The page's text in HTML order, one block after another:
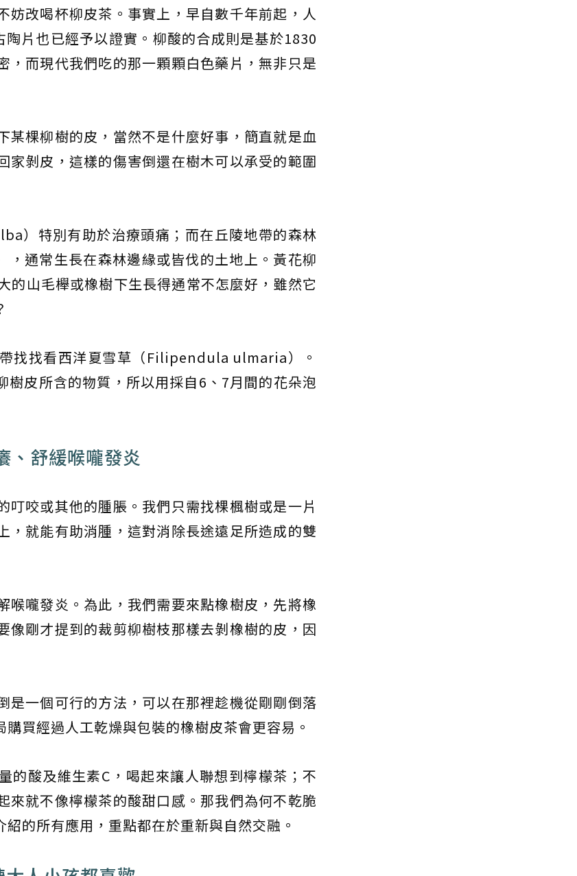
改喝杯柳皮茶。事實上，早自數千年前起，人
片也已經予以證實。柳酸的合成則是基於1830
，而現代我們吃的那一顆顆白色藥片，無非只是
某棵柳樹的皮，當然不是什麼好事，簡直就是血
家剝皮，這樣的傷害倒還在樹木可以承受的範圍
）特別有助於治療頭痛；而在丘陵地帶的森林
通常生長在森林邊緣或皆伐的土地上。黃花柳
的山毛櫸或橡樹下生長得通常不怎麼好，雖然它
找找看西洋夏雪草（Filipendula ulmaria）。
皮所含的物質，所以用採自6、7月間的花朵泡
、舒緩喉嚨發炎
咬或其他的腫脹。我們只需找棵楓樹或是一片
就能有助消腫，這對消除長途遠足所造成的雙
喉嚨發炎。為此，我們需要來點橡樹皮，先將橡
像剛才提到的裁剪柳樹枝那樣去剝橡樹的皮，因
是一個可行的方法，可以在那裡趁機從剛剛倒落
買經過人工乾燥與包裝的橡樹皮茶會更容易。
的酸及維生素C，喝起來讓人聯想到檸檬茶；不
就不像檸檬茶的酸甜口感。那我們為何不乾脆
的所有應用，重點都在於重新與自然交融。